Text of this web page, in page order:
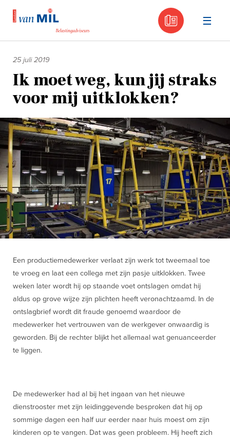
030 -
inhoud
25 juli 2019
Ik moet weg, kun jij straks
voor mij uitklokken?
Een productiemedewerker verlaat zijn werk tot tweemaal toe
te vroeg en laat een collega met zijn pasje uitklokken. Twee
weken later wordt hij op staande voet ontslagen omdat hij
aldus op grove wijze zijn plichten heeft veronachtzaamd. In de
ontslagbrief wordt dit fraude genoemd waardoor de
medewerker het vertrouwen van de werkgever onwaardig is
geworden. Bij de rechter blijkt het allemaal wat genuanceerder
te liggen.
De medewerker had al bij het ingaan van het nieuwe
dienstrooster met zijn leidinggevende besproken dat hij op
sommige dagen een half uur eerder naar huis moest om zijn
kinderen op te vangen. Dat was geen probleem. Hij heeft zich